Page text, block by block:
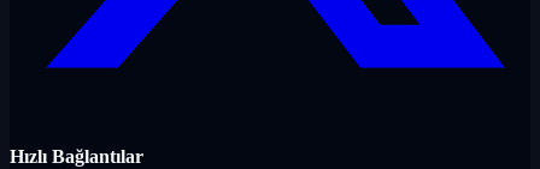
Hızlı Bağlantılar